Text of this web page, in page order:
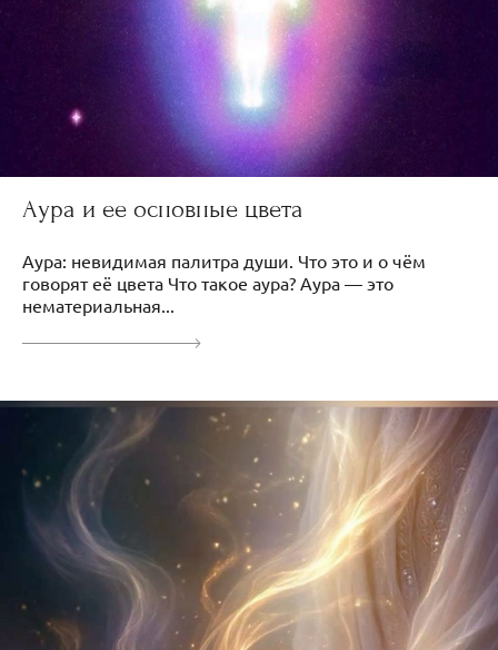
Аура и ее основные цвета
Аура: невидимая палитра души. Что это и о чём
говорят её цвета Что такое аура? Аура — это
нематериальная...